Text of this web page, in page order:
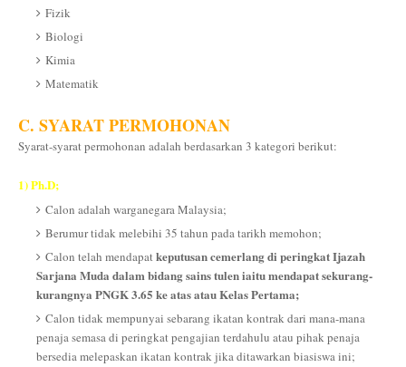
Fizik
Biologi
Kimia
Matematik
C. SYARAT PERMOHONAN
Syarat-syarat permohonan adalah berdasarkan 3 kategori berikut:
1) Ph.D;
Calon adalah warganegara Malaysia;
Berumur tidak melebihi 35 tahun pada tarikh memohon;
Calon telah mendapatkeputusan cemerlang di peringkat Ijazah
Sarjana Muda dalam bidang sains tulen iaitu mendapat sekurang-
kurangnya PNGK 3.65 ke atas atau Kelas Pertama;
Calon tidak mempunyai sebarang ikatan kontrak dari mana-mana
penaja semasa di peringkat pengajian terdahulu atau pihak penaja
bersedia melepaskan ikatan kontrak jika ditawarkan biasiswa ini;